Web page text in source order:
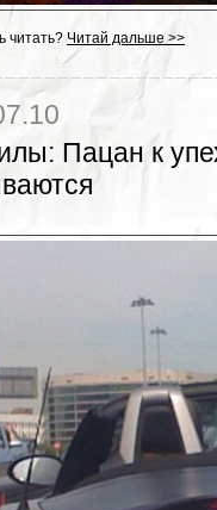
читать? Читай дальше >>
: Пацан к